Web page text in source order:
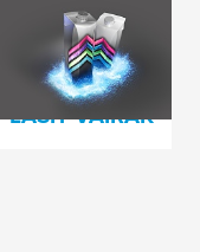
LASĪT VAIRĀK